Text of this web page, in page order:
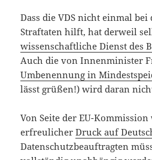
Dass die VDS nicht einmal
Straftaten hilft, hat derweil
wissenschaftliche Dienst des
Auch die von Innenminister
Umbenennung in
lässt grüßen!) wird daran
Von Seite der EU-
erfreulicherDruck auf
Datenschutzbeauftragten